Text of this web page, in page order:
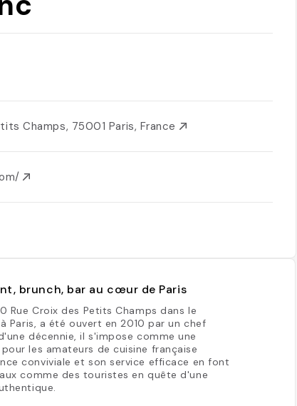
Champs, 75001 Paris, France
brunch, bar au cœur de Paris
Rue Croix des Petits Champs dans le
Paris, a été ouvert en 2010 par un chef
décennie, il s'impose comme une
les amateurs de cuisine française
conviviale et son service efficace en font
comme des touristes en quête d'une